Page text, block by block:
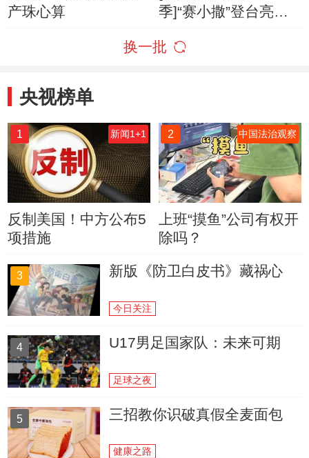
产珠心算
季]“赛小撒”登台亮相
换一批
央视榜单
1 新闻1+1
反制美国！中方公布5
项措施
2 中国法治观察
上班“摸鱼”公司有权开
除吗？
3 新版《防卫白皮书》藏祸心
今日关注
4 U17男足国家队：未来可期
足球之夜
5 三招教你识破真假全麦面包
健康之路